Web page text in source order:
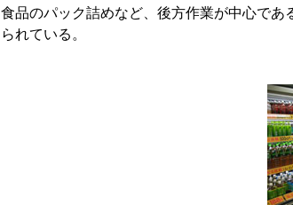
食品のパック詰めなど、後方作業が中心で
られている。